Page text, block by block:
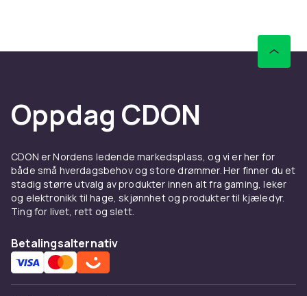
Oppdag CDON
CDON er Nordens ledende markedsplass, og vi er her for
både små hverdagsbehov og store drømmer. Her finner du et
stadig større utvalg av produkter innen alt fra gaming, leker
og elektronikk til hage, skjønnhet og produkter til kjæledyr.
Ting for livet, rett og slett.
Betalingsalternativ